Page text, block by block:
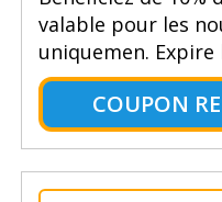
valable pour les
uniquemen. Expire
COUPON